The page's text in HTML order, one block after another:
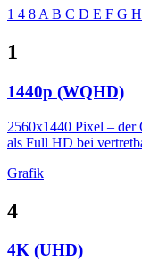
1 4 8 A B C D E F G H
1
1440p (WQHD)
2560x1440 Pixel – der
als Full HD bei
Grafik
4
4K (UHD)